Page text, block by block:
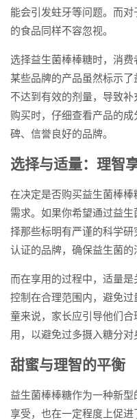
能会引发蛀牙等问题。而
的食品同样不容忽视。
选择益生菌棒棒糖时，消费
某些品牌的产品虽然标示
不达到有效的剂量，导致
购买时，仔细查看产品的
碑、信誉良好的品牌。
选择与适量：理智
在决定是否购买益生菌棒
需求。如果你希望通过益
择那些标明有严谨的科学
认证的品牌，确保益生菌的
而在享用的过程中，适量
控制在合理范围内，避免
童来说，家长应引导他们
用，以避免过多摄入糖分对
甜蜜与理智的平衡
益生菌棒棒糖作为一种新
享受，也在一定程度上促